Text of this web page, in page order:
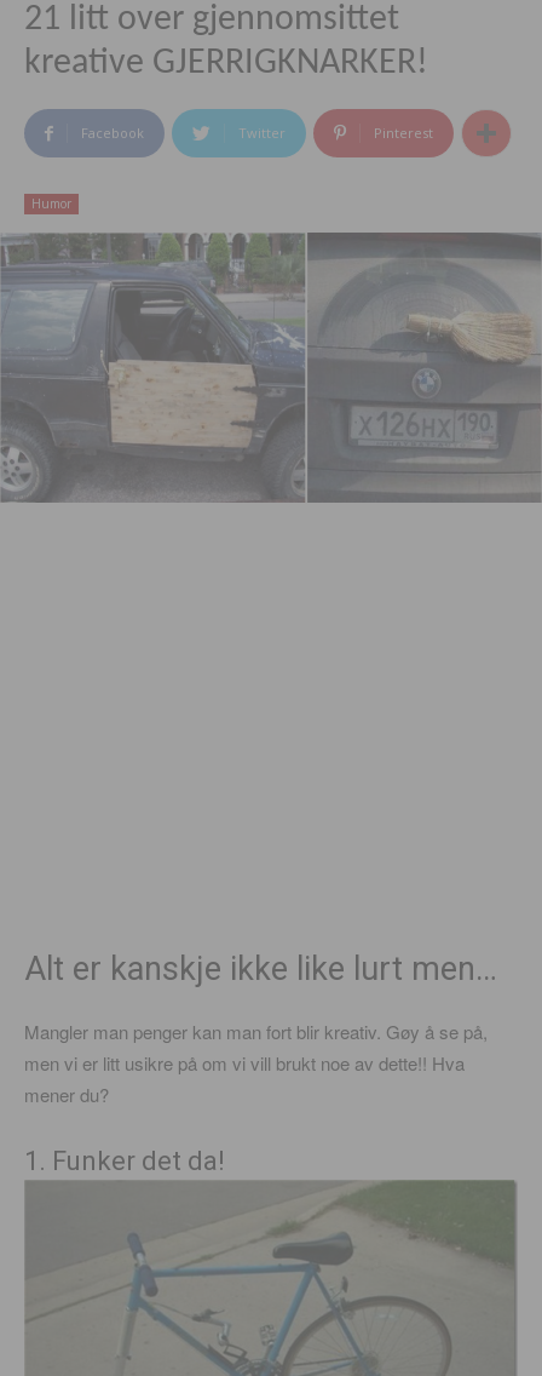
21 litt over gjennomsittet
kreative GJERRIGKNARKER!
Facebook Twitter Pinterest
Humor
Alt er kanskje ikke like lurt men…
Mangler man penger kan man fort blir kreativ. Gøy å se på,
men vi er litt usikre på om vi vill brukt noe av dette!! Hva
mener du?
1. Funker det da!